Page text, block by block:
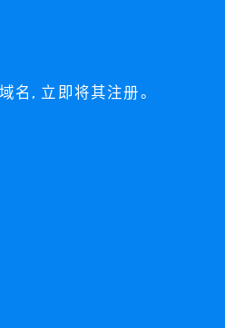
名, 立即将其注册。